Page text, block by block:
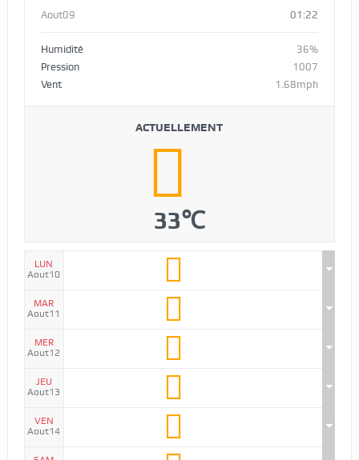
Aout09 01:22
Humidité
36%
Pression
1007
Vent
1.68mph
ACTUELLEMENT
33℃
LUN
Aout10
MAR
Aout11
MER
Aout12
JEU
Aout13
VEN
Aout14